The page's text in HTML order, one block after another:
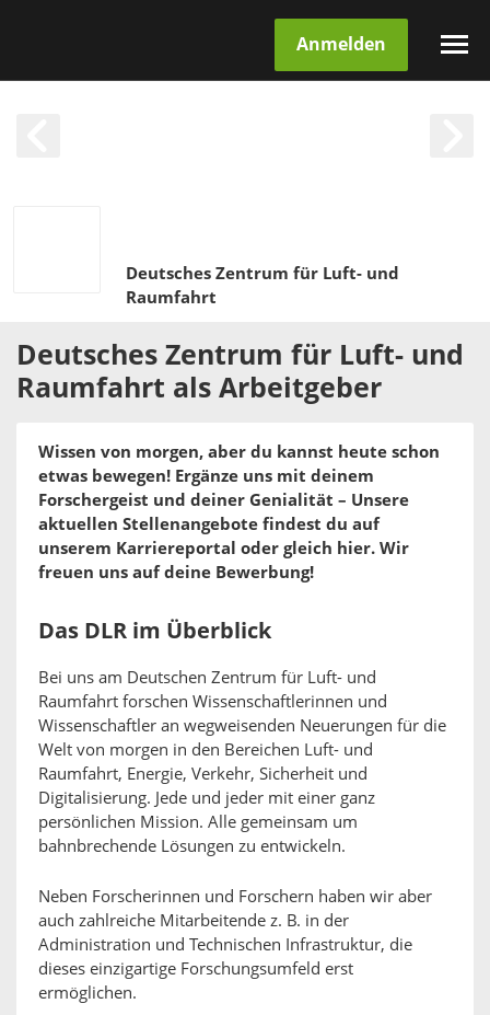
Anmelden
Deutsches Zentrum für Luft- und
Raumfahrt
Deutsches Zentrum für Luft- und
Raumfahrt als Arbeitgeber
Wissen von morgen, aber du kannst heute schon
etwas bewegen! Ergänze uns mit deinem
Forschergeist und deiner Genialität – Unsere
aktuellen Stellenangebote findest du auf
unserem Karriereportal oder gleich hier. Wir
freuen uns auf deine Bewerbung!
Das DLR im Überblick
Bei uns am Deutschen Zentrum für Luft- und
Raumfahrt forschen Wissenschaftlerinnen und
Wissenschaftler an wegweisenden Neuerungen für die
Welt von morgen in den Bereichen Luft- und
Raumfahrt, Energie, Verkehr, Sicherheit und
Digitalisierung. Jede und jeder mit einer ganz
persönlichen Mission. Alle gemeinsam um
bahnbrechende Lösungen zu entwickeln.
Neben Forscherinnen und Forschern haben wir aber
auch zahlreiche Mitarbeitende z. B. in der
Administration und Technischen Infrastruktur, die
dieses einzigartige Forschungsumfeld erst
ermöglichen.